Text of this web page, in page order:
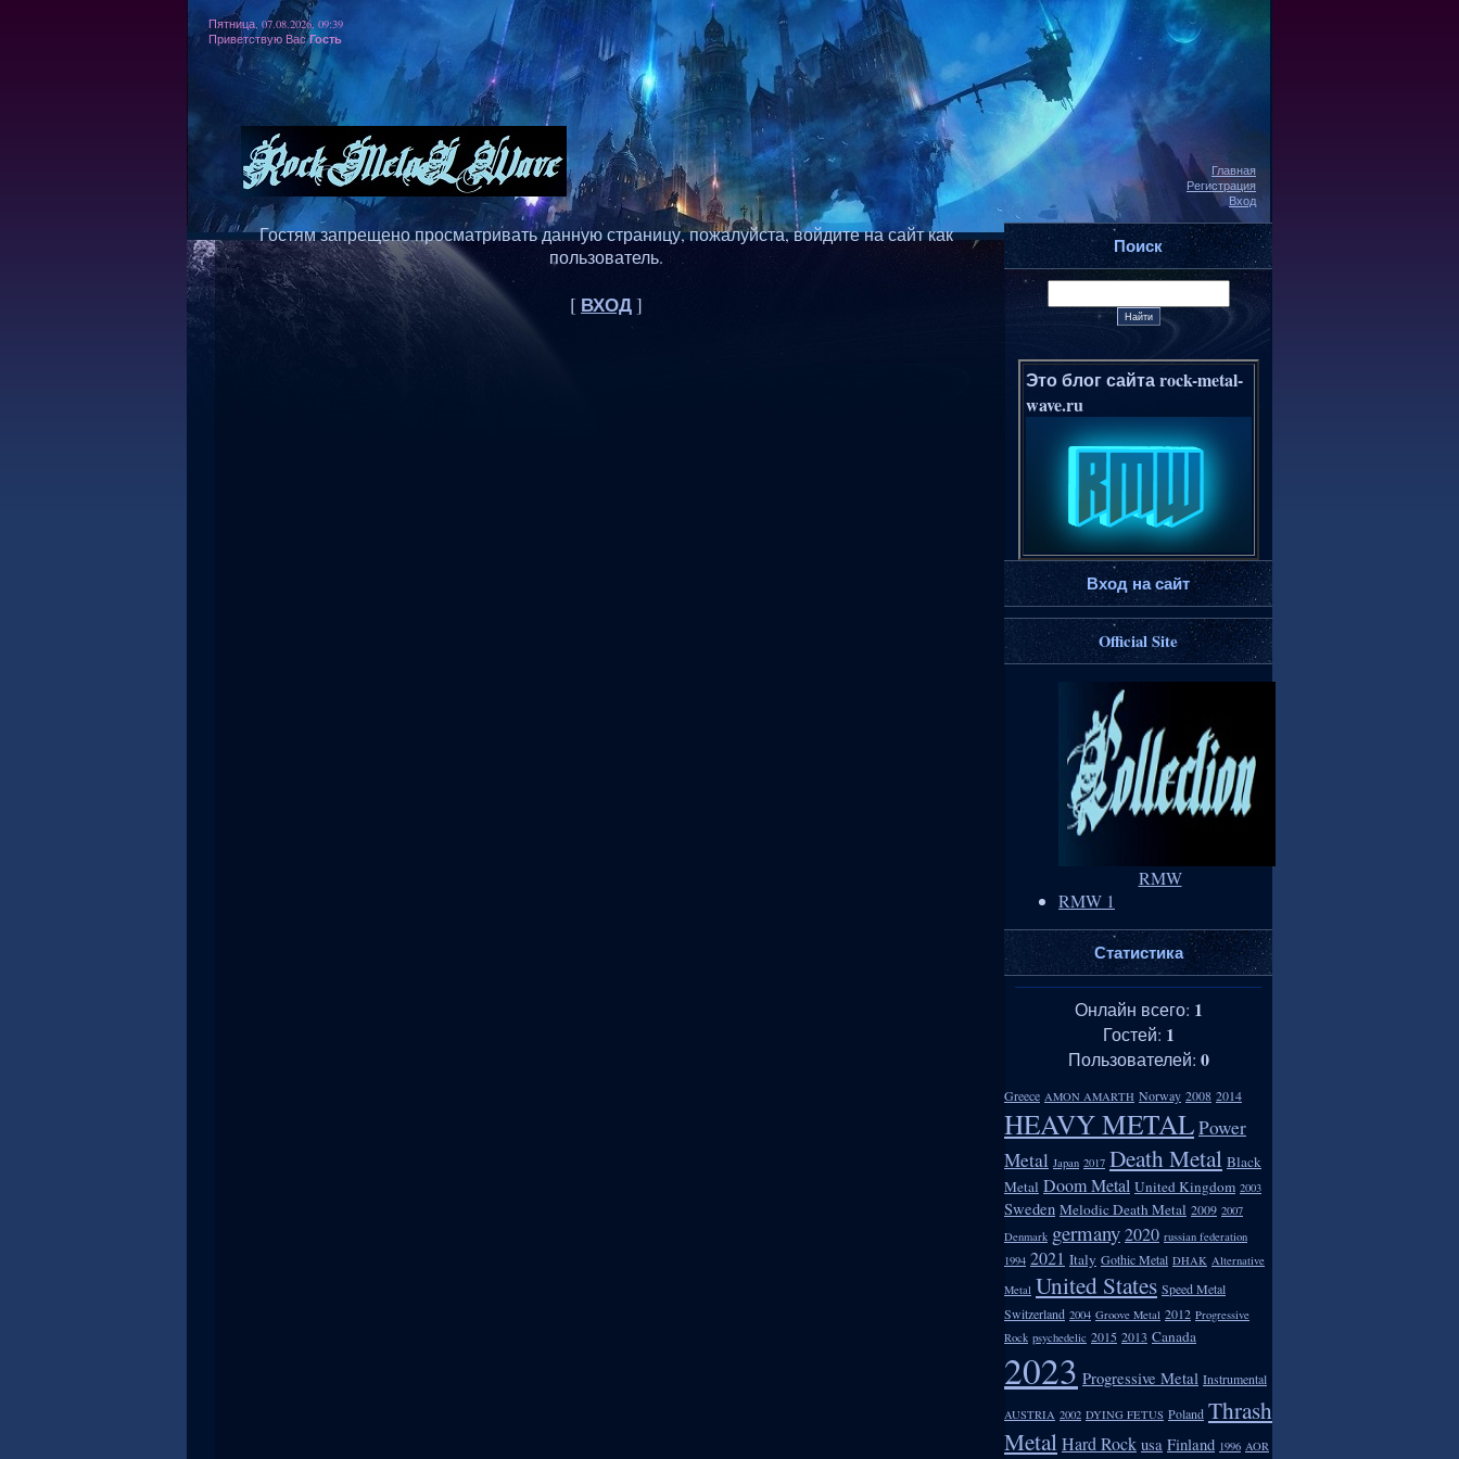
Пятница, 07.08.2026, 09:39
Приветствую Вас Гость
Главная
Регистрация
Вход
Гостям запрещено просматривать данную страницу, пожалуйста, войдите на сайт как
пользователь.
[ ВХОД]
Поиск
Это блог сайта rock-metal-
wave.ru
Вход на сайт
Official Site
RMW
RMW 1
Статистика
Онлайн всего: 1
Гостей: 1
Пользователей: 0
Greece AMON AMARTH Norway 2008 2014
HEAVY METALPower
Metal Japan 2017 Death Metal Black
Metal Doom Metal United Kingdom 2003
Sweden Melodic Death Metal 2009 2007
Denmark germany2020 russian federation
1994 2021 Italy Gothic Metal DHAK Alternative
Metal United States Speed Metal
Switzerland 2004 Groove Metal 2012 Progressive
Rock psychedelic 2015 2013 Canada
2023 Progressive Metal Instrumental
AUSTRIA 2002 DYING FETUS Poland Thrash
MetalHard Rock usa Finland 1996 AOR